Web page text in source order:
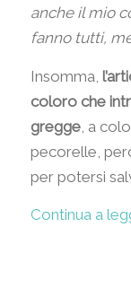
anche il mio
fanno tutti,
Insomma,
coloro che
gregge, a
pecorelle,
per potersi
Continua a